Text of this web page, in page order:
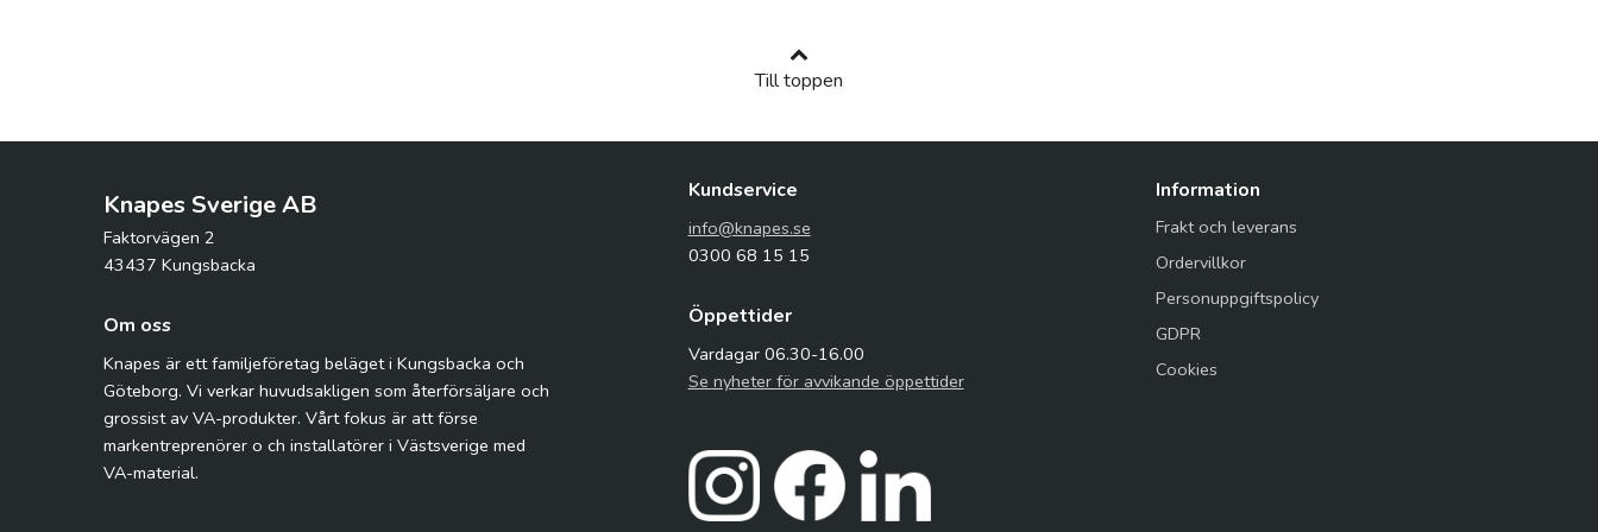
Till toppen
Knapes Sverige AB
Faktorvägen 2
43437 Kungsbacka
Om oss
Knapes är ett familjeföretag beläget i Kungsbacka och
Göteborg. Vi verkar huvudsakligen som återförsäljare och
grossist av VA-produkter. Vårt fokus är att förse
markentreprenörer o ch installatörer i Västsverige med
VA-material.
Kundservice
info@knapes.se
0300 68 15 15
Öppettider
Vardagar 06.30-16.00
Se nyheter för avvikande öppettider
Information
Frakt och leverans
Ordervillkor
Personuppgiftspolicy
GDPR
Cookies